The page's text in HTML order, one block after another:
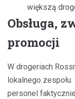
większą
Obsługa,
promocji
W drogeriach
lokalnego
personel